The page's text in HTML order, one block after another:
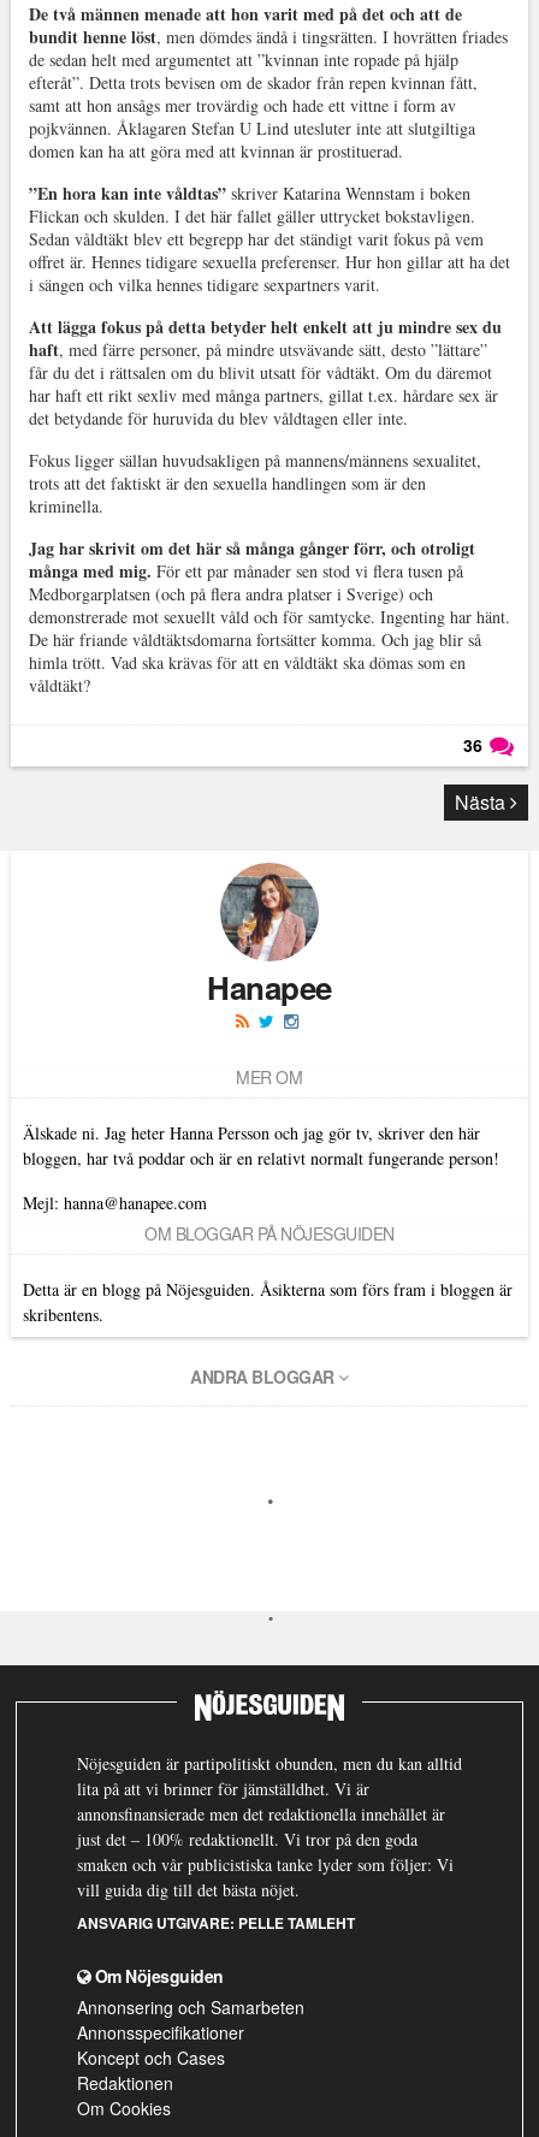
De två männen menade att hon varit med på det och att de
bundit henne löst, men dömdes ändå i tingsrätten. I hovrätten friades
de sedan helt med argumentet att ”kvinnan inte ropade på hjälp
efteråt”. Detta trots bevisen om de skador från repen kvinnan fått,
samt att hon ansågs mer trovärdig och hade ett vittne i form av
pojkvännen. Åklagaren Stefan U Lind utesluter inte att slutgiltiga
domen kan ha att göra med att kvinnan är prostituerad.
”En hora kan inte våldtas” skriver Katarina Wennstam i boken
Flickan och skulden. I det här fallet gäller uttrycket bokstavligen.
Sedan våldtäkt blev ett begrepp har det ständigt varit fokus på vem
offret är. Hennes tidigare sexuella preferenser. Hur hon gillar att ha det
i sängen och vilka hennes tidigare sexpartners varit.
Att lägga fokus på detta betyder helt enkelt att ju mindre sex du
haft, med färre personer, på mindre utsvävande sätt, desto ”lättare”
får du det i rättsalen om du blivit utsatt för vådtäkt. Om du däremot
har haft ett rikt sexliv med många partners, gillat t.ex. hårdare sex är
det betydande för huruvida du blev våldtagen eller inte.
Fokus ligger sällan huvudsakligen på mannens/männens sexualitet,
trots att det faktiskt är den sexuella handlingen som är den
kriminella.
Jag har skrivit om det här så många gånger förr, och otroligt
många med mig. För ett par månader sen stod vi flera tusen på
Medborgarplatsen (och på flera andra platser i Sverige) och
demonstrerade mot sexuellt våld och för samtycke. Ingenting har hänt.
De här friande våldtäktsdomarna fortsätter komma. Och jag blir så
himla trött. Vad ska krävas för att en våldtäkt ska dömas som en
våldtäkt?
36
Läs kommentarer (36)
Nästa
Hanapee
MER OM
Älskade ni. Jag heter Hanna Persson och jag gör tv, skriver den här
bloggen, har två poddar och är en relativt normalt fungerande person!
Mejl: hanna@hanapee.com
OM BLOGGAR PÅ NÖJESGUIDEN
Detta är en blogg på Nöjesguiden. Åsikterna som förs fram i bloggen är
skribentens.
ANDRA BLOGGAR
Nöjesguiden är partipolitiskt obunden, men du kan alltid
lita på att vi brinner för jämställdhet. Vi är
annonsfinansierade men det redaktionella innehållet är
just det – 100% redaktionellt. Vi tror på den goda
smaken och vår publicistiska tanke lyder som följer: Vi
vill guida dig till det bästa nöjet.
ANSVARIG UTGIVARE: PELLE TAMLEHT
Om Nöjesguiden
Annonsering och Samarbeten
Annonsspecifikationer
Koncept och Cases
Redaktionen
Om Cookies